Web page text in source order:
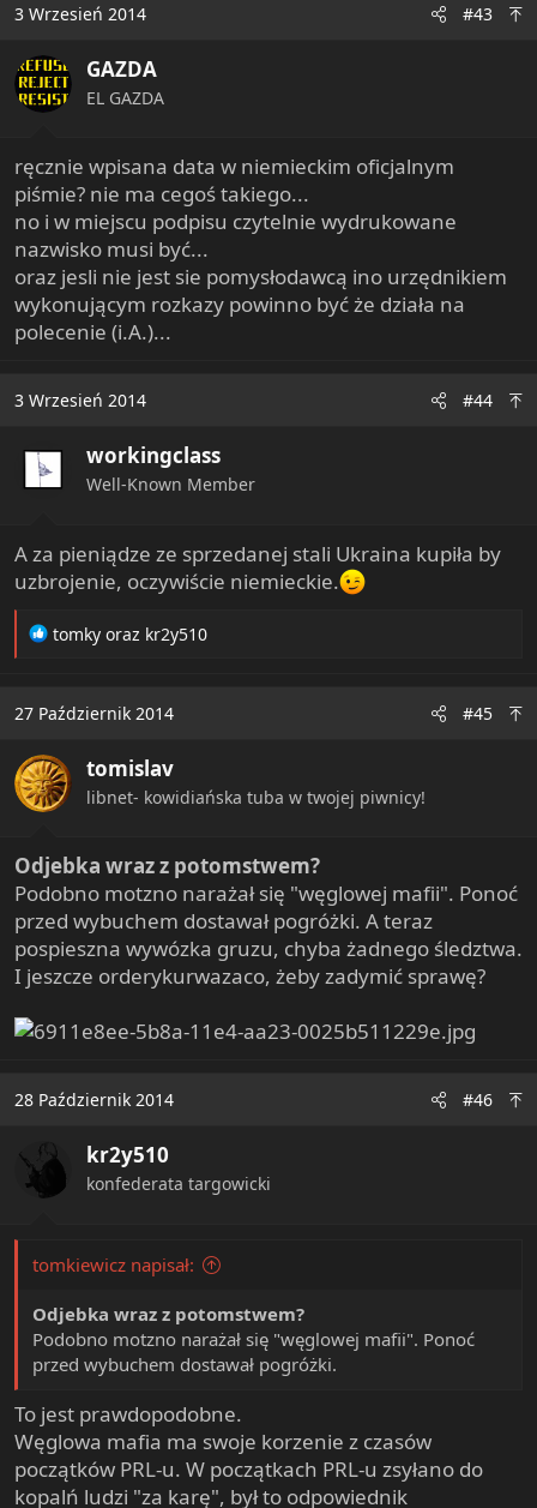
3 Wrzesień 2014 #43
GAZDA
EL GAZDA
ręcznie wpisana data w niemieckim oficjalnym
piśmie? nie ma cegoś takiego...
no i w miejscu podpisu czytelnie wydrukowane
nazwisko musi być...
oraz jesli nie jest sie pomysłodawcą ino urzędnikiem
wykonującym rozkazy powinno być że działa na
polecenie (i.A.)...
3 Wrzesień 2014 #44
workingclass
Well-Known Member
A za pieniądze ze sprzedanej stali Ukraina kupiła by
uzbrojenie, oczywiście niemieckie.
R
t
o
n
s
tomky oraz kr2y510
27 Październik 2014 #45
tomislav
libnet- kowidiańska tuba w twojej piwnicy!
Odjebka wraz z potomstwem?
Podobno motzno narażał się "węglowej mafii". Ponoć
przed wybuchem dostawał pogróżki. A teraz
pospieszna wywózka gruzu, chyba żadnego śledztwa.
I jeszcze orderykurwazaco, żeby zadymić sprawę?
28 Październik 2014 #46
kr2y510
konfederata targowicki
tomkiewicz napisał:
Odjebka wraz z potomstwem?
Podobno motzno narażał się "węglowej mafii". Ponoć
przed wybuchem dostawał pogróżki.
To jest prawdopodobne.
Węglowa mafia ma swoje korzenie z czasów
początków PRL-u. W początkach PRL-u zsyłano do
kopalń ludzi "za karę", był to odpowiednik